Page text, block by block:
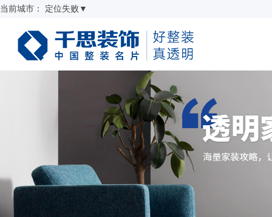
当前城市： 定位失败 ▼